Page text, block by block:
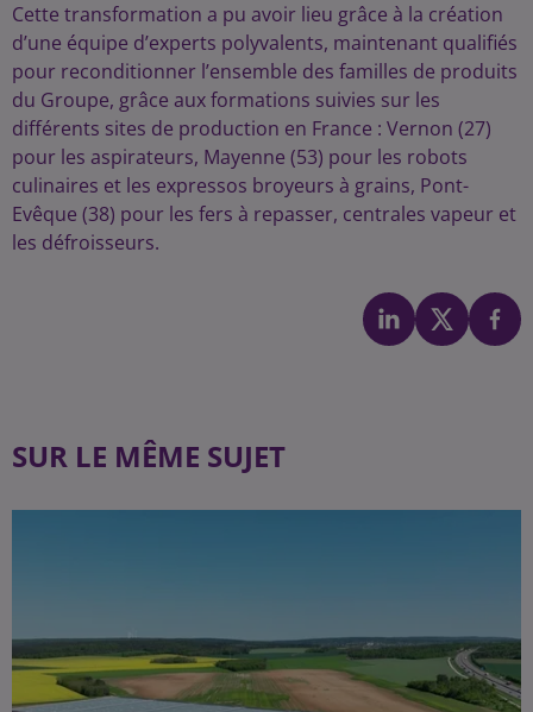
Cette transformation a pu avoir lieu grâce à la création
d’une équipe d’experts polyvalents, maintenant qualifiés
pour reconditionner l’ensemble des familles de produits
du Groupe, grâce aux formations suivies sur les
différents sites de production en France : Vernon (27)
pour les aspirateurs, Mayenne (53) pour les robots
culinaires et les expressos broyeurs à grains, Pont-
Evêque (38) pour les fers à repasser, centrales vapeur et
les défroisseurs.
SUR LE MÊME SUJET